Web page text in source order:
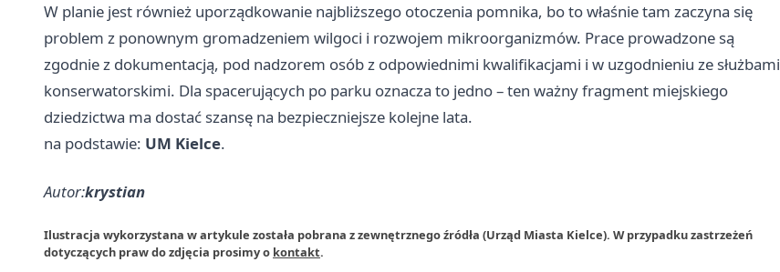
W planie jest również uporządkowanie najbliższego otoczenia pomnika, bo to właśnie tam zaczyna się
problem z ponownym gromadzeniem wilgoci i rozwojem mikroorganizmów. Prace prowadzone są
zgodnie z dokumentacją, pod nadzorem osób z odpowiednimi kwalifikacjami i w uzgodnieniu ze służbami
konserwatorskimi. Dla spacerujących po parku oznacza to jedno – ten ważny fragment miejskiego
dziedzictwa ma dostać szansę na bezpieczniejsze kolejne lata.
na podstawie: UM Kielce.
Autor:krystian
Ilustracja wykorzystana w artykule została pobrana z zewnętrznego źródła (Urząd Miasta Kielce). W przypadku zastrzeżeń
dotyczących praw do zdjęcia prosimy o kontakt.